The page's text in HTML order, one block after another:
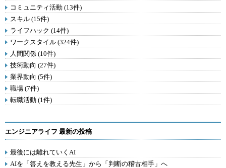
コミュニティ活動 (13件)
スキル (15件)
ライフハック (14件)
ワークスタイル (324件)
人間関係 (10件)
技術動向 (27件)
業界動向 (5件)
職場 (7件)
転職活動 (1件)
エンジニアライフ 最新の投稿
最後には離れていくAI
AIを「答えを教える先生」から「判断の稽古相手」へ